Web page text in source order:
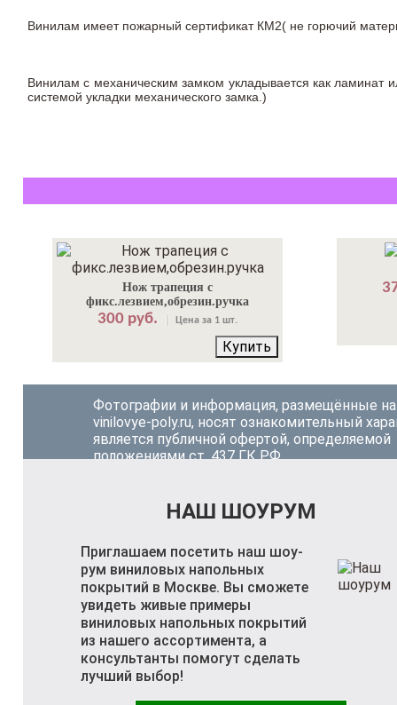
Винилам имеет пожарный сертификат КМ2( не горючий
Винилам с механическим замком укладывается как ламинат
системой укладки механического замка.)
Нож трапеция с
фикс.лезвием,обрезин.ручка
300 руб. Цена за 1 шт.
Купить
Фотографии и информация, размещённые на
vinilovye-poly.ru, носят ознакомительный
является публичной офертой, определяемой
положениями ст. 437 ГК РФ.
НАШ ШОУРУМ
Приглашаем посетить наш шоу-
рум виниловых напольных
покрытий в Москве. Вы сможете
увидеть живые примеры
виниловых напольных покрытий
из нашего ассортимента, а
консультанты помогут сделать
лучший выбор!